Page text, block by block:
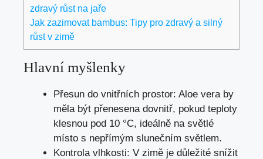
zdravý růst na jaře
Jak zazimovat bambus: Tipy pro zdravý a silný
růst v zimě
Hlavní myšlenky
Přesun do vnitřních prostor: Aloe vera by
měla být přenesena dovnitř, pokud teploty
klesnou pod 10 °C, ideálně na světlé
místo s nepřímým slunečním světlem.
Kontrola vlhkosti: V zimě je důležité snížit